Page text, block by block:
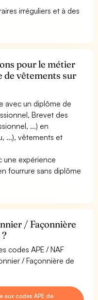
irréguliers et à des
pour le métier
de vêtements sur
avec un diplôme de
Brevet des
...) en
...), vêtements et
une expérience
fourrure sans diplôme
/ Façonnière
codes APE / NAF
/ Façonnière de
aux codes APE de